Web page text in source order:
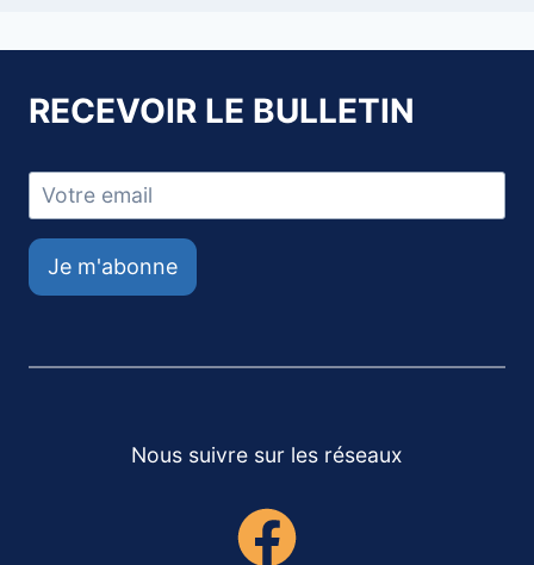
RECEVOIR LE BULLETIN
Je m'abonne
Nous suivre sur les réseaux